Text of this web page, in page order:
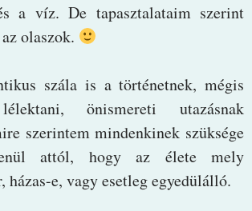
a víz. De tapasztalataim szerint
olaszok.
szála is a történetnek, mégis
önismereti utazásnak
szerintem mindenkinek szüksége
attól, hogy az élete mely
házas-e, vagy esetleg egyedülálló.